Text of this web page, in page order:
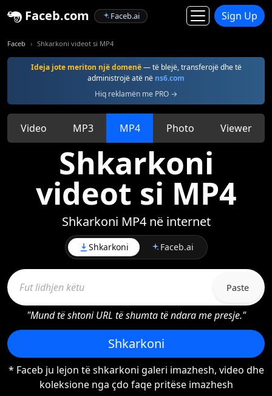
Faceb.com Faceb.ai Sign Up
Faceb Shkarkoni videot si MP4
Ideja jote meriton një domenë— të blejë, transferojë dhe të
administrojë atë në ns6.com
Hiq reklamën me PRO →
Video MP3 MP4 Photo Viewer
Shkarkoni
videot si MP4
Shkarkoni MP4 në internet
Shkarkoni Faceb.ai
Paste
"Mund të shtoni URL të shumta të ndara me presje."
Shkarkoni
* Faceb ju lejon të shkarkoni galeri imazhesh, video dhe
koleksione nga çdo faqe pritëse imazhesh